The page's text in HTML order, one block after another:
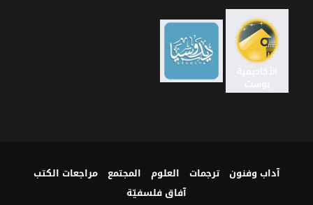
آداب وفنون ترجمات العلوم المجتمع
مراجعات الكتب
آفاق فلسفيّة‎